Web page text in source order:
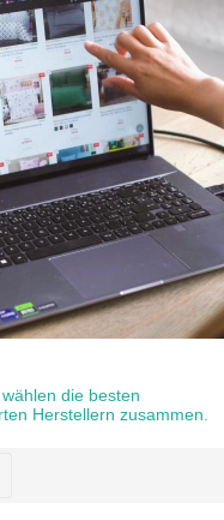
die besten
Herstellern zusammen.